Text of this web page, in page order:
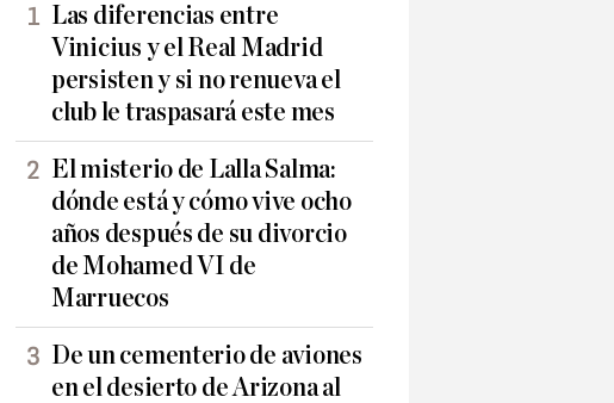
Las diferencias entre
Vinicius y el Real Madrid
persisten y si no renueva el
club le traspasará este mes
El misterio de Lalla Salma:
dónde está y cómo vive ocho
años después de su divorcio
de Mohamed VI de
Marruecos
De un cementerio de aviones
en el desierto de Arizona al